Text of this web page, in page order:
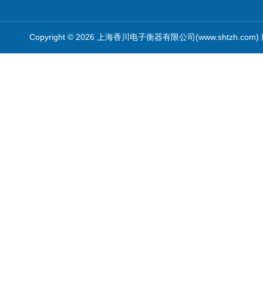
Copyright © 2026 上海香川电子衡器有限公司(www.shtzh.com)